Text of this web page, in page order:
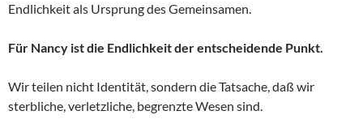
Endlichkeit als Ursprung des Gemeinsamen.
Für Nancy ist die Endlichkeit der entscheidende Punkt.
Wir teilen nicht Identität, sondern die Tatsache, daß wir
sterbliche, verletzliche, begrenzte Wesen sind.